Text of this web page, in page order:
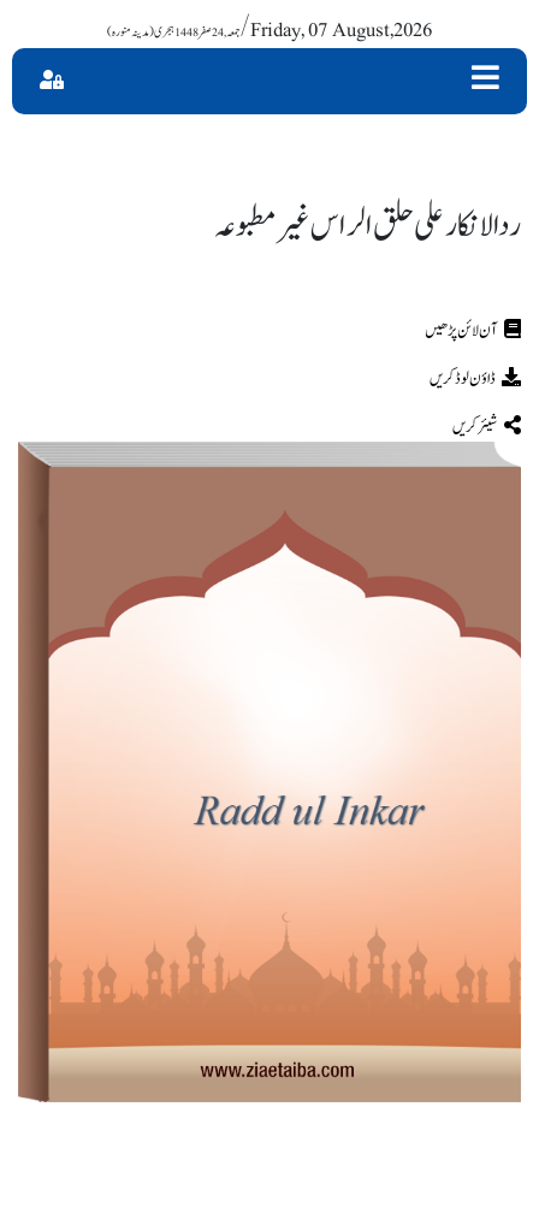
جمعہ , 24 صفر 1448 ہجری (مدینہ منورہ)/ Friday, 07 August,2026
ردالانکار علی حلق الراس غیر مطبوعہ
ڈاؤن لوڈ کریں
شیئر کریں